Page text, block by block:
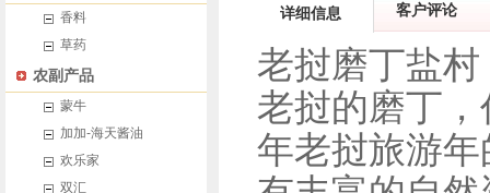
香料
草药
农副产品
蒙牛
加加-海天酱油
欢乐家
双汇
详细信息 客户评论
老挝磨丁盐
老挝的磨丁
年老挝旅游